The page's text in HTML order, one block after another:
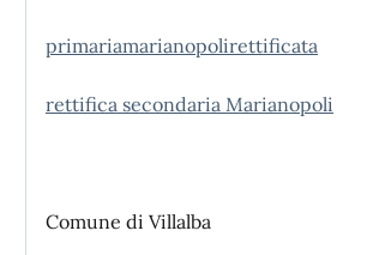
primariamarianopolirettificata
rettifica secondaria Marianopoli
Comune di Villalba